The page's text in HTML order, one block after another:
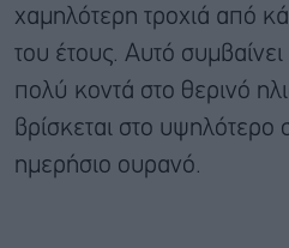
χαμηλότερη τροχιά από
του έτους. Αυτό συμβαίνει
πολύ κοντά στο θερινό
βρίσκεται στο υψηλότερο
ημερήσιο ουρανό.